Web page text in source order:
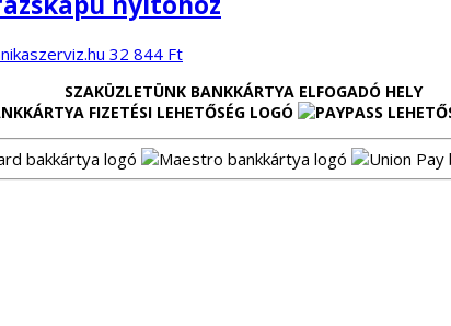
32 844 Ft
SZAKÜZLETÜNK BANKKÁRTYA ELFOGADÓ HELY